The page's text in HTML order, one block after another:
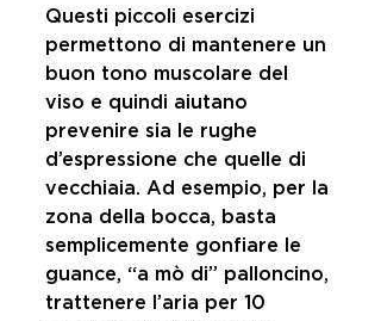
Questi piccoli esercizi
permettono di mantenere un
buon tono muscolare del
viso e quindi aiutano
prevenire sia le rughe
d’espressione che quelle di
vecchiaia. Ad esempio, per la
zona della bocca, basta
semplicemente gonfiare le
guance, “a mò di” palloncino,
trattenere l’aria per 10